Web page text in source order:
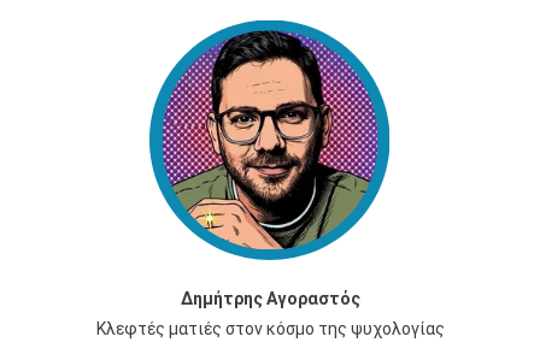
Δημήτρης Αγοραστός
Κλεφτές ματιές στον κόσμο της ψυχολογίας